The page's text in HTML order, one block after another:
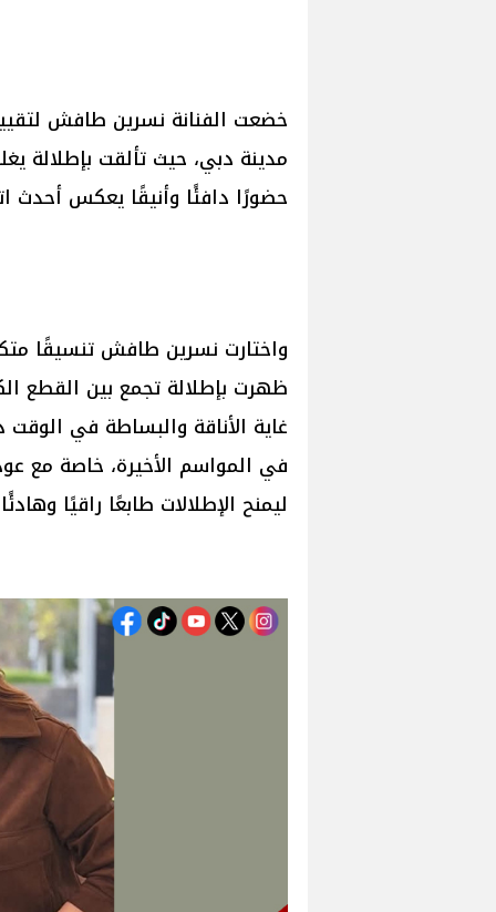
خضعت الفنانة نسرين طافش
مدينة دبي، حيث تألقت بإطلالة
حضورًا دافئًا وأنيقًا يعكس أحدث
واختارت نسرين طافش تنسيقًا
ظهرت بإطلالة تجمع بين القطع
غاية الأناقة والبساطة في الوقت
في المواسم الأخيرة، خاصة مع
ليمنح الإطلالات طابعًا راقيًا